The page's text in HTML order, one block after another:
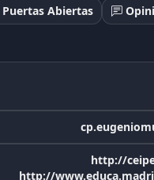
Puertas Abiertas
http://
http://